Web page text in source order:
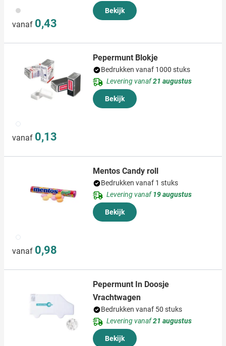
002
vanaf 0,43
Bekijk
002
vanaf 0,13
Pepermunt Blokje
Bedrukken vanaf 1000 stuks
Levering vanaf21 augustus
Bekijk
009
vanaf 0,98
Mentos Candy roll
Bedrukken vanaf 1 stuks
Levering vanaf19 augustus
Bekijk
Pepermunt In Doosje
Vrachtwagen
Bedrukken vanaf 50 stuks
Levering vanaf21 augustus
Bekijk